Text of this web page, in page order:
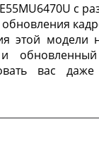
с
этой модели
обновленный
вас